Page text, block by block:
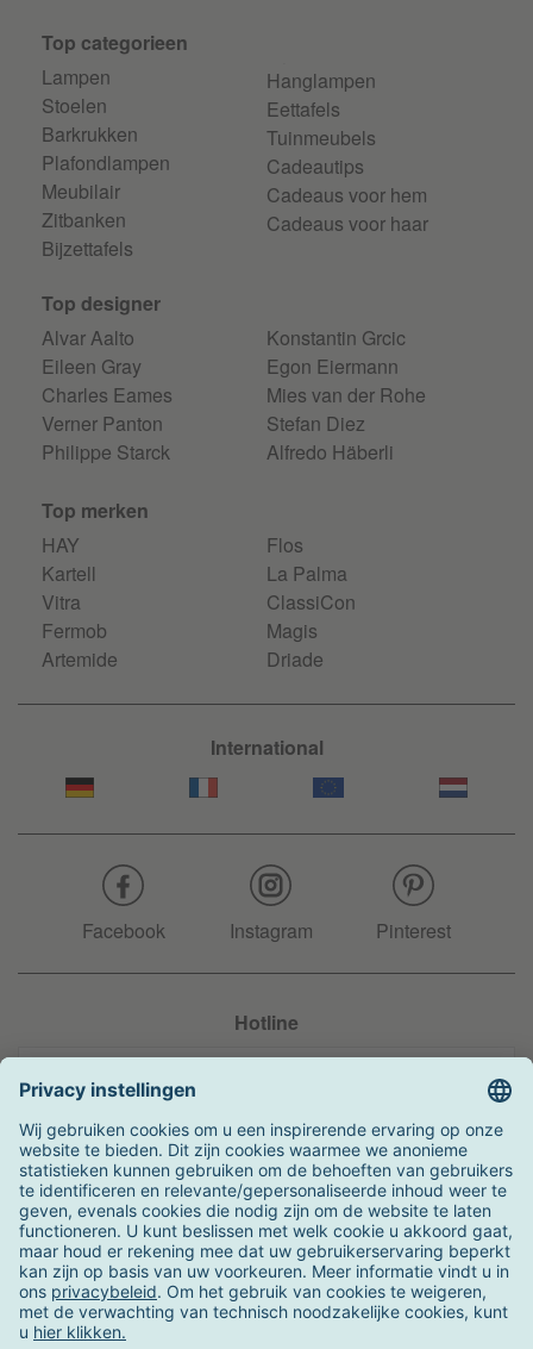
Top categorieen
Lampen
Stoelen
Barkrukken
Plafondlampen
Meubilair
Zitbanken
Bijzettafels
Hanglampen
Eettafels
Tuinmeubels
Cadeautips
Cadeaus voor hem
Cadeaus voor haar
Top designer
Alvar Aalto
Eileen Gray
Charles Eames
Verner Panton
Philippe Starck
Konstantin Grcic
Egon Eiermann
Mies van der Rohe
Stefan Diez
Alfredo Häberli
Top merken
HAY
Kartell
Vitra
Fermob
Artemide
Flos
La Palma
ClassiCon
Magis
Driade
International
Facebook Instagram Pinterest
Hotline
Zo kunt u betalen
Verzending